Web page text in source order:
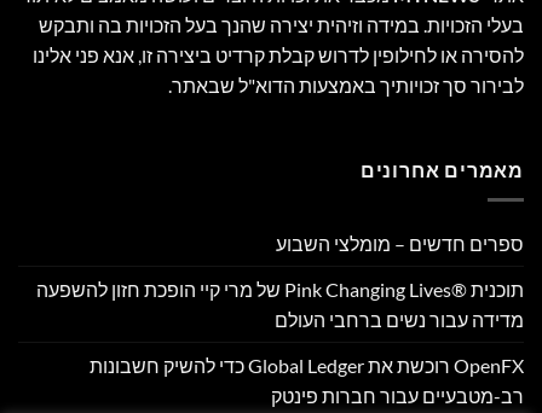
בעלי הזכויות. במידה וזיהית יצירה שהנך בעל הזכויות בה ותבקש
להסירה או לחילופין לדרוש קבלת קרדיט ביצירה זו, אנא פני אלינו
לבירור סך זכויותיך באמצעות הדוא"ל שבאתר.
מאמרים אחרונים
ספרים חדשים – מומלצי השבוע
תוכנית Pink Changing Lives®‎ של מרי קיי הופכת חזון להשפעה
מדידה עבור נשים ברחבי העולם
OpenFX רוכשת את Global Ledger כדי להשיק חשבונות
רב-מטבעיים עבור חברות פינטק